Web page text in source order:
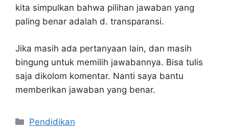
kita simpulkan bahwa pilihan jawaban yang
paling benar adalah d. transparansi.
Jika masih ada pertanyaan lain, dan masih
bingung untuk memilih jawabannya. Bisa tulis
saja dikolom komentar. Nanti saya bantu
memberikan jawaban yang benar.
Kategori
Pendidikan